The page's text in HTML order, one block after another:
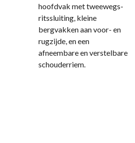
hoofdvak met tweewegs-
ritssluiting, kleine
bergvakken aan voor- en
rugzijde, en een
afneembare en verstelbare
schouderriem.